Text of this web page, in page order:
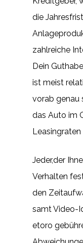
die
zahlreiche
Dein
ist meist
vorab genau
das Auto im
Leasingraten
Jeder,der
Verhalten
den
samt Video-
etoro